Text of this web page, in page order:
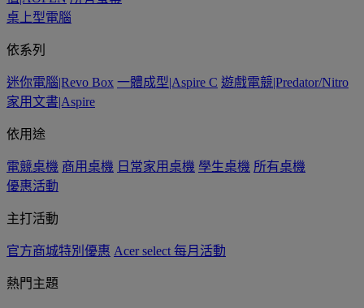
桌上型電腦
依系列
迷你電腦|Revo Box 一體成型|Aspire C 遊戲電競|Predator/Nitro
家用文書|Aspire
依用途
電競桌機 商用桌機 日常家用桌機 學生桌機 所有桌機
優惠活動
主打活動
官方商城特別優惠 Acer select 每月活動
熱門主題